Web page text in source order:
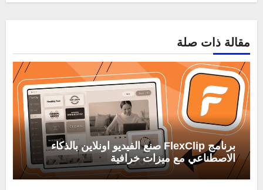
مقالة ذات صلة
برنامج FlexClip صنع الفيديو اونلاين بالذكاء
الاصطناعي مع ميزات خرافية